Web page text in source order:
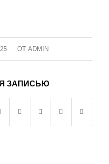
ОТ ADMIN
ЗАПИСЬЮ